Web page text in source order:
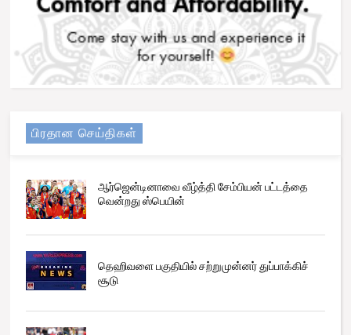
பிரதான செய்திகள்
ஆர்ஜென்டினாவை வீழ்த்தி சேம்பியன் பட்டத்தை
வென்றது ஸ்பெயின்
தெஹிவளை பகுதியில் சற்றுமுன்னர் துப்பாக்கிச்
சூடு